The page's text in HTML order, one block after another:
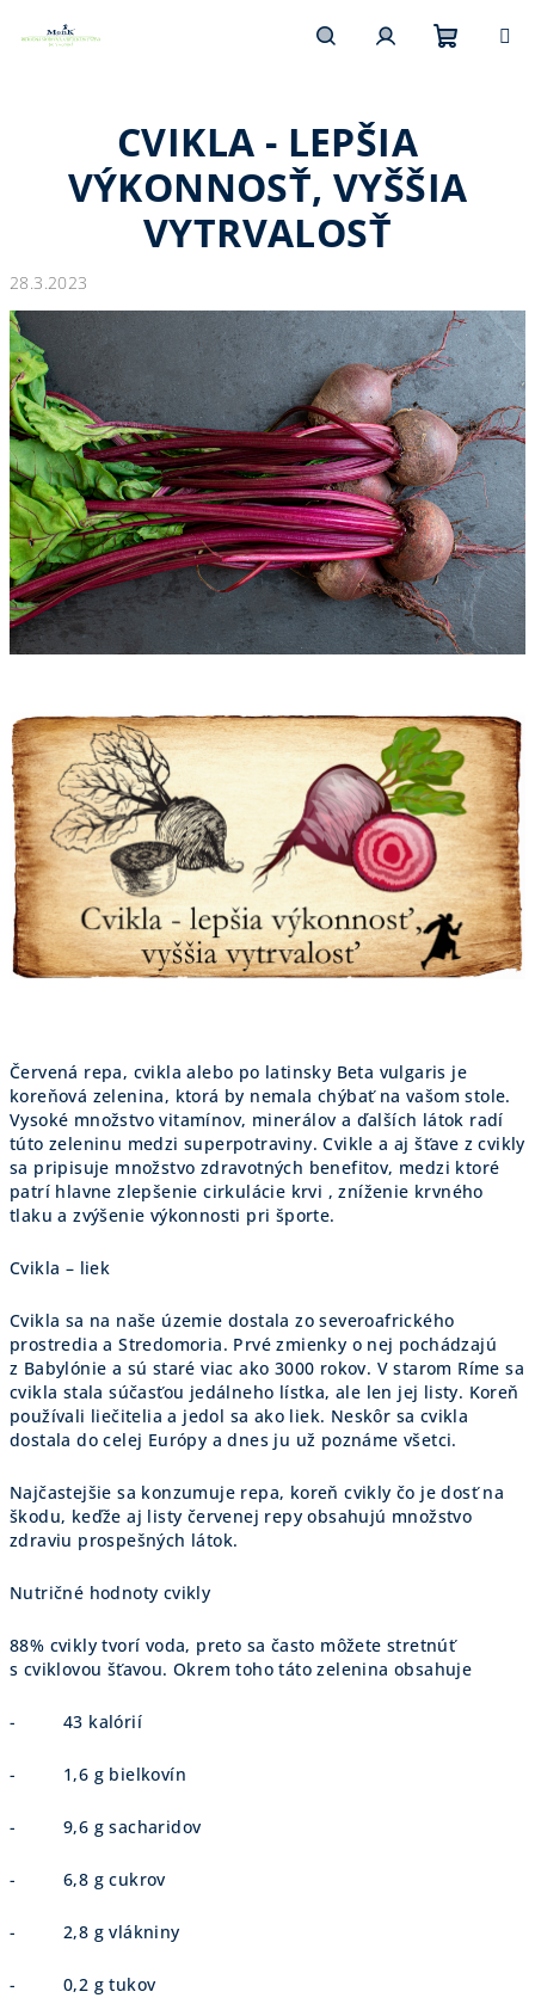
CVIKLA - LEPŠIA
VÝKONNOSŤ, VYŠŠIA
VYTRVALOSŤ
28.3.2023
Červená repa, cvikla alebo po latinsky Beta vulgaris je
koreňová zelenina, ktorá by nemala chýbať na vašom stole.
Vysoké množstvo vitamínov, minerálov a ďalších látok radí
túto zeleninu medzi superpotraviny. Cvikle a aj šťave z cvikly
sa pripisuje množstvo zdravotných benefitov, medzi ktoré
patrí hlavne zlepšenie cirkulácie krvi , zníženie krvného
tlaku a zvýšenie výkonnosti pri športe.
Cvikla – liek
Cvikla sa na naše územie dostala zo severoafrického
prostredia a Stredomoria. Prvé zmienky o nej pochádzajú
z Babylónie a sú staré viac ako 3000 rokov. V starom Ríme sa
cvikla stala súčasťou jedálneho lístka, ale len jej listy. Koreň
používali liečitelia a jedol sa ako liek. Neskôr sa cvikla
dostala do celej Európy a dnes ju už poznáme všetci.
Najčastejšie sa konzumuje repa, koreň cvikly čo je dosť na
škodu, keďže aj listy červenej repy obsahujú množstvo
zdraviu prospešných látok.
Nutričné hodnoty cvikly
88% cvikly tvorí voda, preto sa často môžete stretnúť
s cviklovou šťavou. Okrem toho táto zelenina obsahuje
- 43 kalórií
- 1,6 g bielkovín
- 9,6 g sacharidov
- 6,8 g cukrov
- 2,8 g vlákniny
- 0,2 g tukov